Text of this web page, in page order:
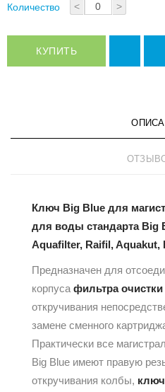
Количество < >
КУПИТЬ
Ключ Big Blue для
для воды стандарта Big
Aquafilter, Raifil, Aquakut,
Предназначен для
корпуса фильтра
откручивания
замене сменного
Практически все
Big Blue имеют правую
откручивания колбы,